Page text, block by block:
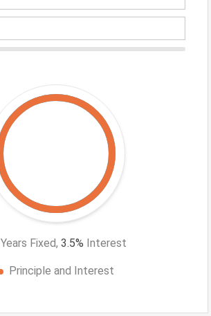
Years Fixed, 3.5% Interest
Principle and Interest